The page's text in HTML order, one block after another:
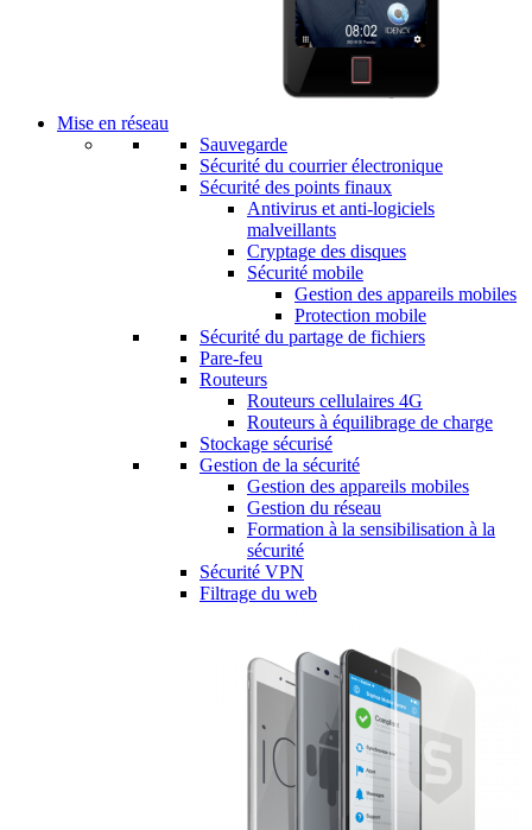
Mise en réseau
Sauvegarde
Sécurité du courrier électronique
Sécurité des points finaux
Antivirus et anti-logiciels
malveillants
Cryptage des disques
Sécurité mobile
Gestion des appareils mobiles
Protection mobile
Sécurité du partage de fichiers
Pare-feu
Routeurs
Routeurs cellulaires 4G
Routeurs à équilibrage de charge
Stockage sécurisé
Gestion de la sécurité
Gestion des appareils mobiles
Gestion du réseau
Formation à la sensibilisation à la
sécurité
Sécurité VPN
Filtrage du web